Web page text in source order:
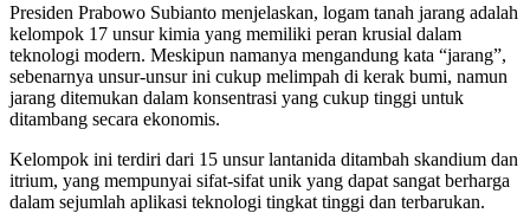
Presiden Prabowo Subianto menjelaskan, logam tanah jarang adalah
kelompok 17 unsur kimia yang memiliki peran krusial dalam
teknologi modern. Meskipun namanya mengandung kata “jarang”,
sebenarnya unsur-unsur ini cukup melimpah di kerak bumi, namun
jarang ditemukan dalam konsentrasi yang cukup tinggi untuk
ditambang secara ekonomis.
Kelompok ini terdiri dari 15 unsur lantanida ditambah skandium dan
itrium, yang mempunyai sifat-sifat unik yang dapat sangat berharga
dalam sejumlah aplikasi teknologi tingkat tinggi dan terbarukan.